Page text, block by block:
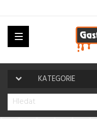
Toggle
navigation
KATEGORIE